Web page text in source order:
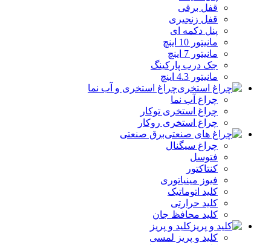
قفل برقی
قفل زنجیری
پنل دکمه‌ ای
مانیتور 10 اینچ
مانیتور 7 اینچ
جک درب پارکینگ
مانیتور 4.3 اینچ
چراغ استخری و آب نما
چراغ آب نما
چراغ استخری توکار
چراغ استخری روکار
برق صنعتی
چراغ سیگنال
فتوسل
کنتاکتور
فیوز مینیاتوری
کلید اتوماتیک
کلید حرارتی
کلید محافظ جان
کلید و پریز
کلید و پریز لمسی